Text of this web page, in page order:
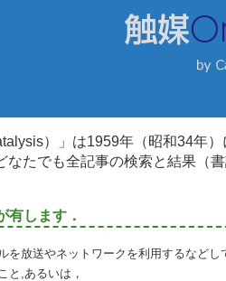
）」は1959年（昭和34年
なたでも全記事の検索と結果（
有します．
を放送やネットワークを利用するなど
と,あるいは，